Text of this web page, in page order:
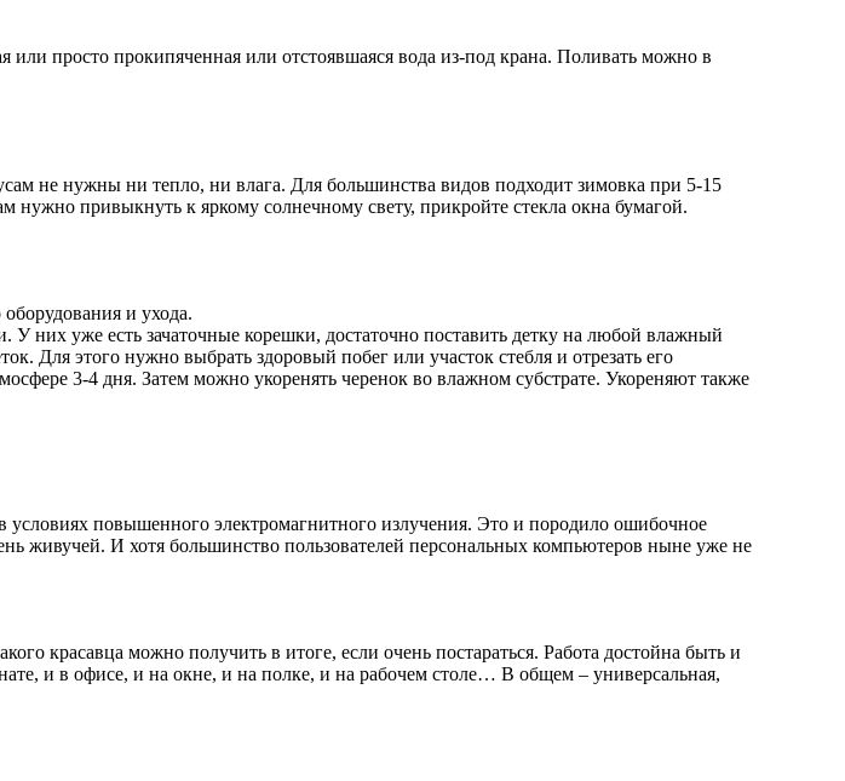
просто прокипяченная или отстоявшаяся вода из-под крана. Поливать можно в
не нужны ни тепло, ни влага. Для большинства видов подходит зимовка при 5-15
нужно привыкнуть к яркому солнечному свету, прикройте стекла окна бумагой.
и ухода.
них уже есть зачаточные корешки, достаточно поставить детку на любой влажный
Для этого нужно выбрать здоровый побег или участок стебля и отрезать его
3-4 дня. Затем можно укоренять черенок во влажном субстрате. Укореняют также
условиях повышенного электромагнитного излучения. Это и породило ошибочное
живучей. И хотя большинство пользователей персональных компьютеров ныне уже не
красавца можно получить в итоге, если очень постараться. Работа достойна быть и
и в офисе, и на окне, и на полке, и на рабочем столе… В общем – универсальная,